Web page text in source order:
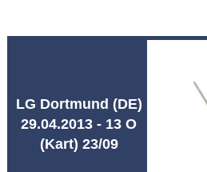
LG Dortmund (DE)
29.04.2013 - 13 O
(Kart) 23/09